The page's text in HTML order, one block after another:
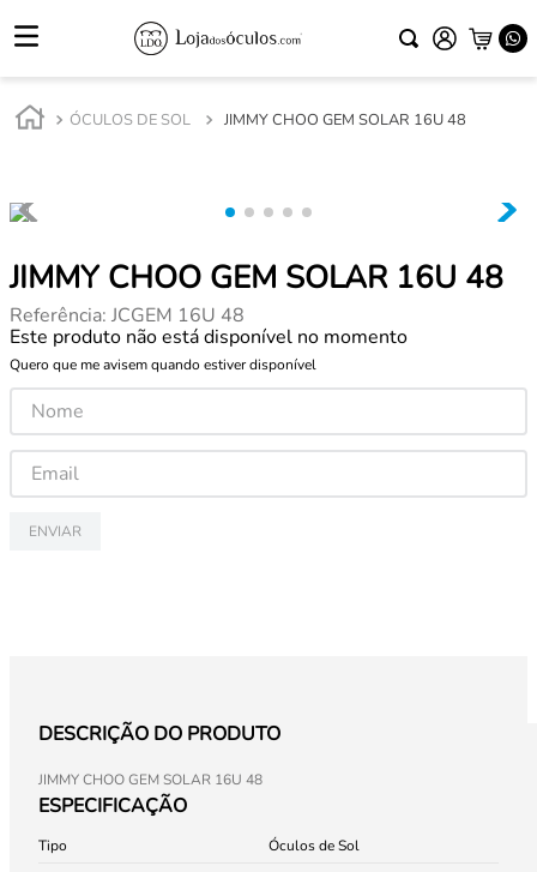
ÓCULOS DE SOL JIMMY CHOO GEM SOLAR 16U 48
JIMMY CHOO GEM SOLAR 16U 48
Referência: JCGEM 16U 48
Este produto não está disponível no momento
Quero que me avisem quando estiver disponível
ENVIAR
DESCRIÇÃO DO PRODUTO
JIMMY CHOO GEM SOLAR 16U 48
ESPECIFICAÇÃO
Tipo
Óculos de Sol